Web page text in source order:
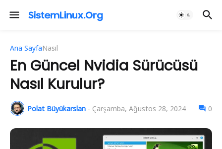
Ana SayfaNasıl
En Güncel Nvidia Sürücüsü
Nasıl Kurulur?
Polat Büyükarslan - Çarşamba, Ağustos 28, 2024 0